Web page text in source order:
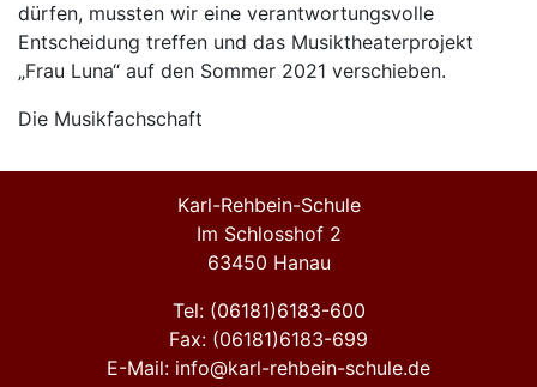
dürfen, mussten wir eine verantwortungsvolle
Entscheidung treffen und das Musiktheaterprojekt
„Frau Luna“ auf den Sommer 2021 verschieben.
Die Musikfachschaft
Karl-Rehbein-Schule
Im Schlosshof 2
63450 Hanau
Tel: (06181)6183-600
Fax: (06181)6183-699
E-Mail: info@karl-rehbein-schule.de